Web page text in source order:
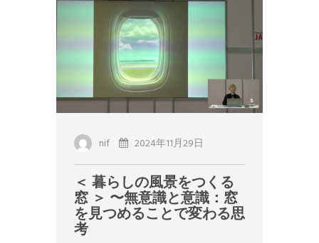
nif 2024年11月29日
＜ 暮らしの風景をつくる
窓 ＞ 〜無意識と意識：窓
を見つめることで変わる思
考